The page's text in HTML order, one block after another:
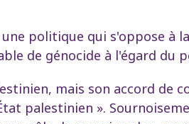
politique qui s'oppose à
de génocide à l'égard du
mais son accord de
palestinien ».